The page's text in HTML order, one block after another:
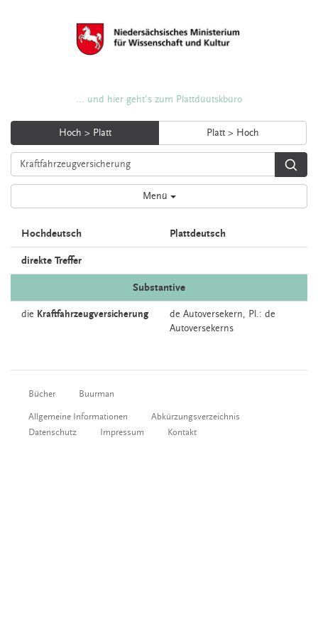
... und hier geht's zum Plattdüütskbüro
Hoch > Platt Platt > Hoch
Menü
Hochdeutsch Plattdeutsch
direkte Treffer
Substantive
die Kraftfahrzeugversicherung de Autoversekern, Pl.: de
Autoversekerns
Bücher Buurman
Allgemeine Informationen
Abkürzungsverzeichnis
Datenschutz
Impressum Kontakt